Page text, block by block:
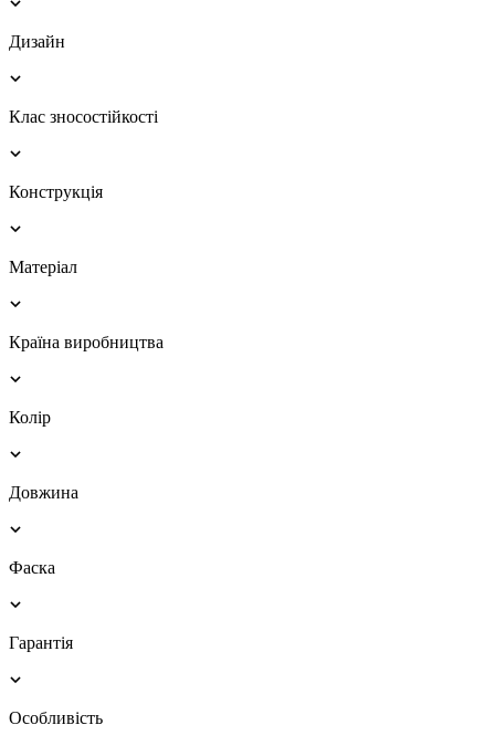
Дизайн
Клас зносостійкості
Конструкція
Матеріал
Країна виробництва
Колір
Довжина
Фаска
Гарантія
Особливість